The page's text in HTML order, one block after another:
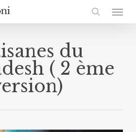
search
Menu
du
( 2 ème